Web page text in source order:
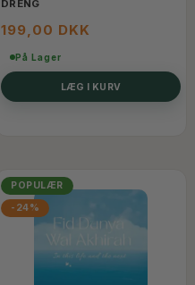
DRENG
199,00 DKK
På Lager
LÆG I KURV
POPULÆR
-24%